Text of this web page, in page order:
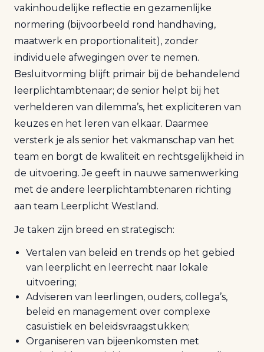
vakinhoudelijke reflectie en gezamenlijke
normering (bijvoorbeeld rond handhaving,
maatwerk en proportionaliteit), zonder
individuele afwegingen over te nemen.
Besluitvorming blijft primair bij de behandelend
leerplichtambtenaar; de senior helpt bij het
verhelderen van dilemma’s, het expliciteren van
keuzes en het leren van elkaar. Daarmee
versterk je als senior het vakmanschap van het
team en borgt de kwaliteit en rechtsgelijkheid in
de uitvoering. Je geeft in nauwe samenwerking
met de andere leerplichtambtenaren richting
aan team Leerplicht Westland.
Je taken zijn breed en strategisch:
Vertalen van beleid en trends op het gebied
van leerplicht en leerrecht naar lokale
uitvoering;
Adviseren van leerlingen, ouders, collega’s,
beleid en management over complexe
casuïstiek en beleidsvraagstukken;
Organiseren van bijeenkomsten met